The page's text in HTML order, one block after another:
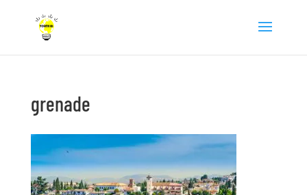
grenade